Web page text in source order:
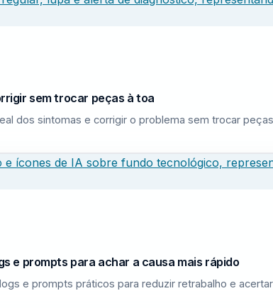
sem trocar peças à toa
dos sintomas e corrigir o problema sem trocar
e prompts para achar a causa mais rápido
e prompts práticos para reduzir retrabalho e